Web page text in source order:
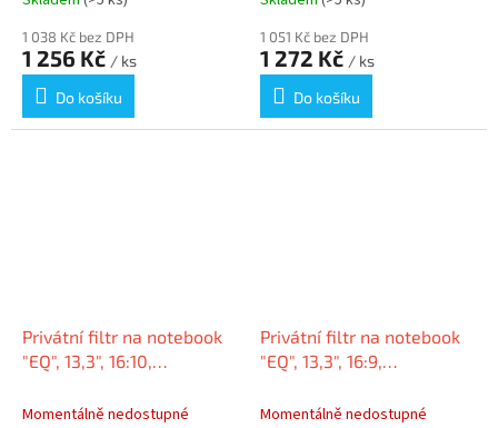
1 038 Kč bez DPH
1 256 Kč / ks
Do košíku
1 051 Kč bez DPH
1 272 Kč / ks
Do košíku
Privátní filtr na notebook
"EQ", 13,3", 16:10,
KENSINGTON EQ133A1610E
Momentálně nedostupné
Privátní filtr na notebook
"EQ", 13,3", 16:9,
KENSINGTON EQ133A169E
Momentálně nedostupné